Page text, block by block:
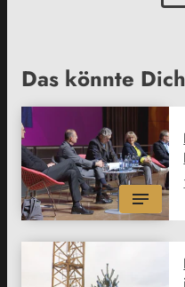
Das könnte